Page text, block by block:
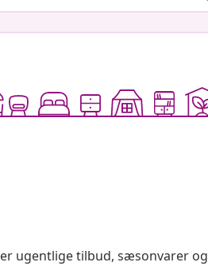
ugentlige tilbud, sæsonvarer og